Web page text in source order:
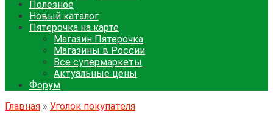
Полезное
Новый каталог
Пятерочка на карте
Магазин Пятерочка
Магазины в России
Все супермаркеты
Актуальные цены
Форум
Главная » Уголок покупателя